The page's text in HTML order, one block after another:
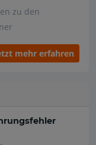
zu den
mehr erfahren